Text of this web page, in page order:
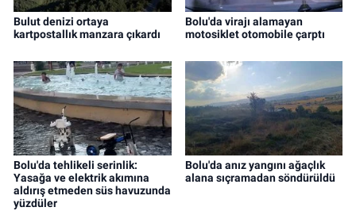
Bulut denizi ortaya
kartpostallık manzara çıkardı
Bolu'da virajı alamayan
motosiklet otomobile çarptı
Bolu'da tehlikeli serinlik:
Yasağa ve elektrik akımına
aldırış etmeden süs havuzunda
yüzdüler
Bolu'da anız yangını ağaçlık
alana sıçramadan söndürüldü